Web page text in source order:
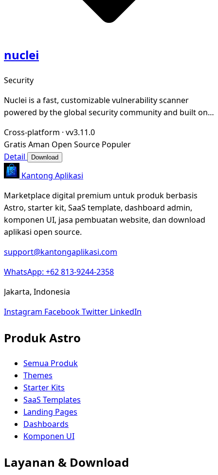
nuclei
Security
Nuclei is a fast, customizable vulnerability scanner
powered by the global security community and built on a
Cross-platform · vv3.11.0
Gratis Aman Open Source Populer
Detail
Download
Kantong Aplikasi
Marketplace digital premium untuk produk berbasis
Astro, starter kit, SaaS template, dashboard admin,
komponen UI, jasa pembuatan website, dan download
aplikasi open source.
support@kantongaplikasi.com
WhatsApp: +62 813-9244-2358
Jakarta, Indonesia
Instagram FacebookTwitter LinkedIn
Produk Astro
Semua Produk
Themes
Starter Kits
SaaS Templates
Landing Pages
Dashboards
Komponen UI
Layanan & Download